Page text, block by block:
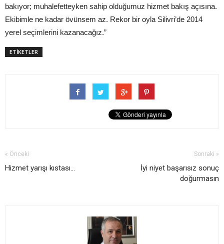
bakıyor; muhalefetteyken sahip olduğumuz hizmet bakış açısına.
Ekibimle ne kadar övünsem az. Rekor bir oyla Silivri’de 2014
yerel seçimlerini kazanacağız.”
ETİKETLER
« Önceki
Hizmet yarışı kıstası...
Sonraki »
İyi niyet başarısız sonuç
doğurmasın